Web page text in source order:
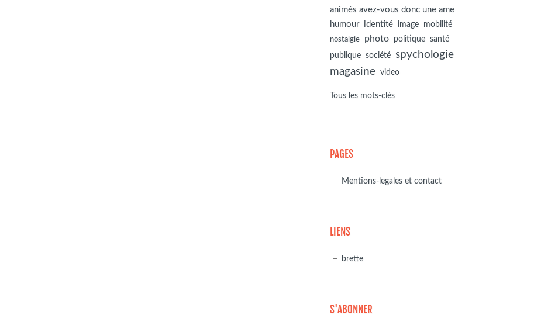
animés avez-vous donc une ame
humour identité image mobilité
nostalgie photo politique santé
publique société spychologie
magasine video
Tous les mots-clés
PAGES
Mentions-legales et contact
LIENS
brette
S'ABONNER